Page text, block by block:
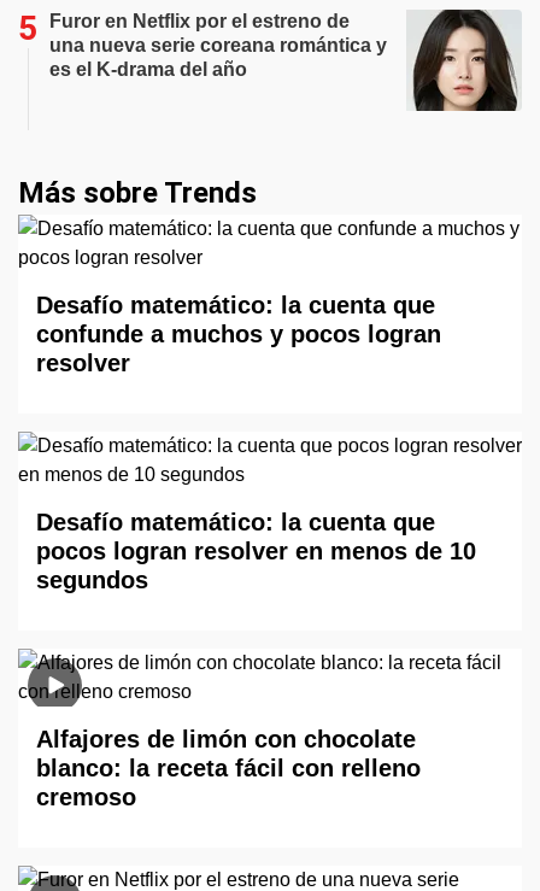
Furor en Netflix por el estreno de
una nueva serie coreana romántica y
es el K-drama del año
Más sobre Trends
Desafío matemático: la cuenta que
confunde a muchos y pocos logran
resolver
Desafío matemático: la cuenta que
pocos logran resolver en menos de 10
segundos
Alfajores de limón con chocolate
blanco: la receta fácil con relleno
cremoso